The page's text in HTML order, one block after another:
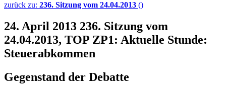
zurück zu: 236. Sitzung vom 24.04.2013 ()
24. April 2013 236. Sitzung vom
24.04.2013, TOP ZP1: Aktuelle Stunde:
Steuerabkommen
Gegenstand der Debatte